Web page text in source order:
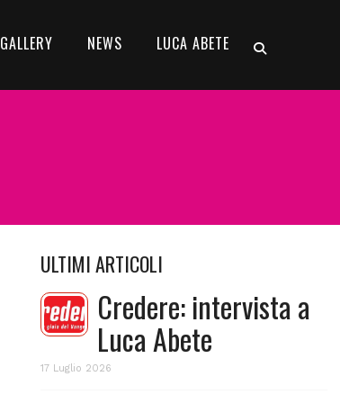
GALLERY NEWS LUCA ABETE
ULTIMI ARTICOLI
Credere: intervista a
Luca Abete
17 Luglio 2026